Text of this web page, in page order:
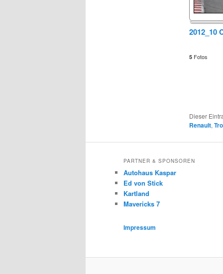
2012_10
5Fotos
Dieser
Renault,
PARTNER & SPONSOREN
Autohaus Kaspar
Ed von Stick
Kartland
Mavericks 7
Impressum